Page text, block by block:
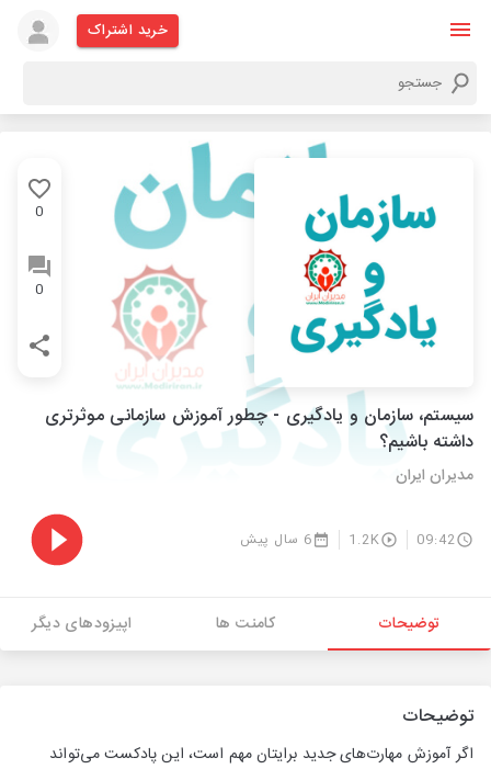
خرید اشتراک
0
0
سیستم، سازمان و یادگیری - چطور آموزش سازمانی موثرتری
داشته باشیم؟
مدیران ایران
09:42
1.2K 6 سال پیش
توضیحات کامنت ها اپیزودهای دیگر
توضیحات
اگر آموزش مهارت‌های جدید برایتان مهم است، این پادکست می‌تواند